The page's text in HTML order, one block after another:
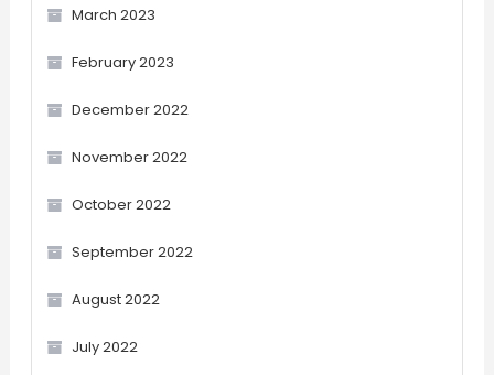
March 2023
February 2023
December 2022
November 2022
October 2022
September 2022
August 2022
July 2022